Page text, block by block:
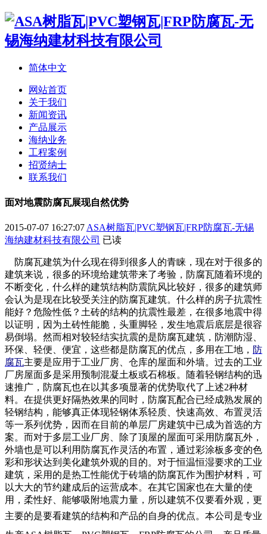
简体中文
网站首页
关于我们
新闻资讯
产品展示
海纳业务
工程案例
招贤纳士
联系我们
面对地震防腐瓦展现自然优势
2015-07-07 16:27:07 ASA树脂瓦|PVC塑钢瓦|FRP防腐瓦-无锡
海纳建材科技有限公司 已读
防腐瓦建筑为什么现在得到很多人的青睐，现在对于很多的
建筑来说，很多的环境给建筑带来了考验，防腐瓦随着环境的
不断变化，什么样的建筑结构防震阬风比较好，很多的建筑师
会认为是现在比较受关注的防腐瓦建筑。什么样的房子抗震性
能好？危险性低？土砖的结构的抗震性最差，在很多地震中得
以证明，因为土砖性能脆，头重脚轻，发生地震后底层是很容
易倒塌。然而相对较轻结实抗震的是防腐瓦建筑，防潮防湿、
环保、轻便、便宜，这些都是防腐瓦的优点，多用在工地， 防
腐瓦主要是应用于工业厂房、仓库的屋面和外墙。过去的工业
厂房屋面多是采用预制混凝土板或石棉板。随着轻钢结构的迅
速推广， 防腐瓦也在以其多项显著的优势取代了上述2种材
料。在提供更好隔热效果的同时， 防腐瓦配合已经成熟发展的
轻钢结构，能够真正体现轻钢体系轻质、快速高效、布置灵活
等一系列优势，因而在目前的单层厂房建筑中已成为首选的方
案。而对于多层工业厂房、除了顶屋的屋面可采用 防腐瓦外，
外墙也是可以利用 防腐瓦作灵活的布置，通过彩涂板多变的色
彩和形状达到美化建筑外观的目的。对于恒温恒湿要求的工业
建筑，采用的是热工性能优于砖墙的防腐瓦作为围护材料，可
以大大的节约建成后的运营成本。在其它国家也在大量的使
用，柔性好、能够吸附地震力量，所以建筑不仅要看外观，更
主要的是要看建筑的结构和产品的自身的优点。 本公司是专业